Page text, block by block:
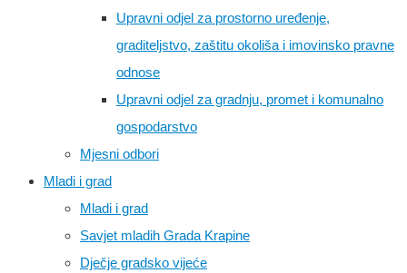
Upravni odjel za prostorno uređenje,
graditeljstvo, zaštitu okoliša i imovinsko pravne
odnose
Upravni odjel za gradnju, promet i komunalno
gospodarstvo
Mjesni odbori
Mladi i grad
Mladi i grad
Savjet mladih Grada Krapine
Dječje gradsko vijeće